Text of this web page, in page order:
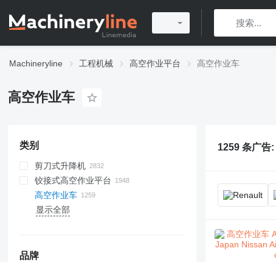
Machineryline 工程机械 高空作业平台 高空作业车
高空作业车
类别
剪刀式升降机
铰接式高空作业平台
高空作业车
显示全部
品牌
1259 条广告: